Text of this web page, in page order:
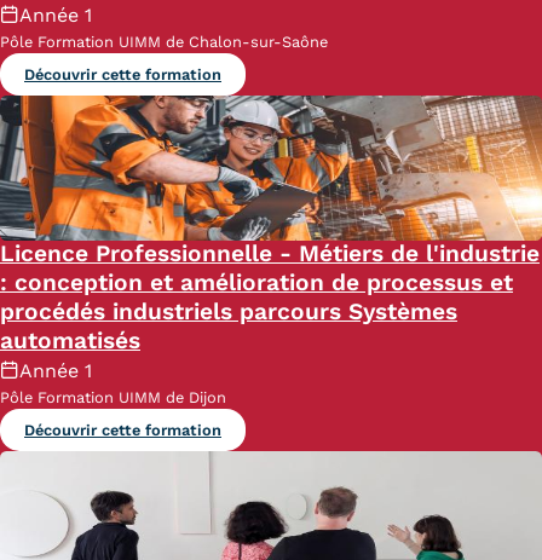
Année 1
Pôle Formation UIMM de Chalon-sur-Saône
Découvrir cette formation
Licence Professionnelle - Métiers de l'industrie
: conception et amélioration de processus et
procédés industriels parcours Systèmes
automatisés
Année 1
Pôle Formation UIMM de Dijon
Découvrir cette formation